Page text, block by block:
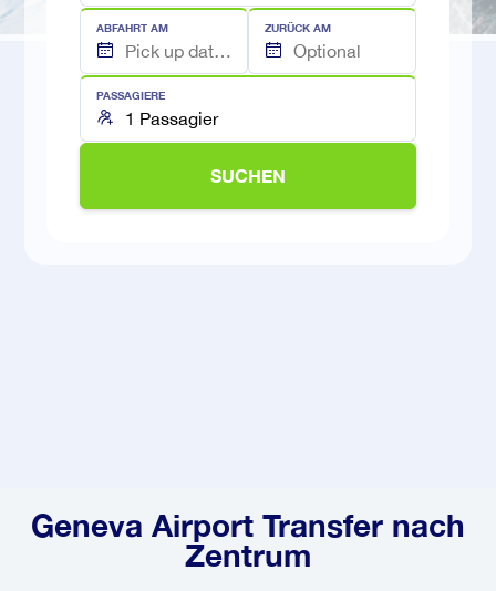
ABFAHRT AM ZURÜCK AM
PASSAGIERE
SUCHEN
Geneva Airport Transfer nach
Zentrum